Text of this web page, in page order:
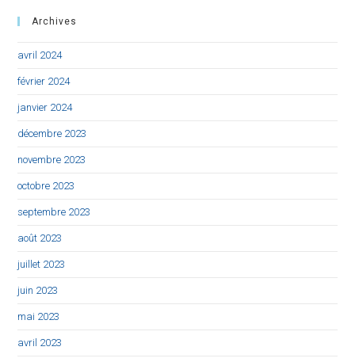
Archives
avril 2024
février 2024
janvier 2024
décembre 2023
novembre 2023
octobre 2023
septembre 2023
août 2023
juillet 2023
juin 2023
mai 2023
avril 2023